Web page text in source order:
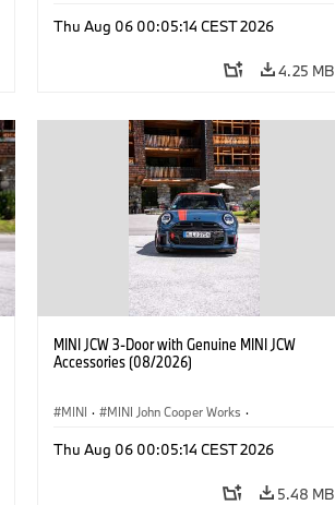
Optional Extras, Accessories
Thu Aug 06 00:05:14 CEST 2026
4.25 MB
MINI JCW 3-Door with Genuine MINI JCW
Accessories (08/2026)
MINI · MINI John Cooper Works ·
Optional Extras, Accessories
Thu Aug 06 00:05:14 CEST 2026
5.48 MB